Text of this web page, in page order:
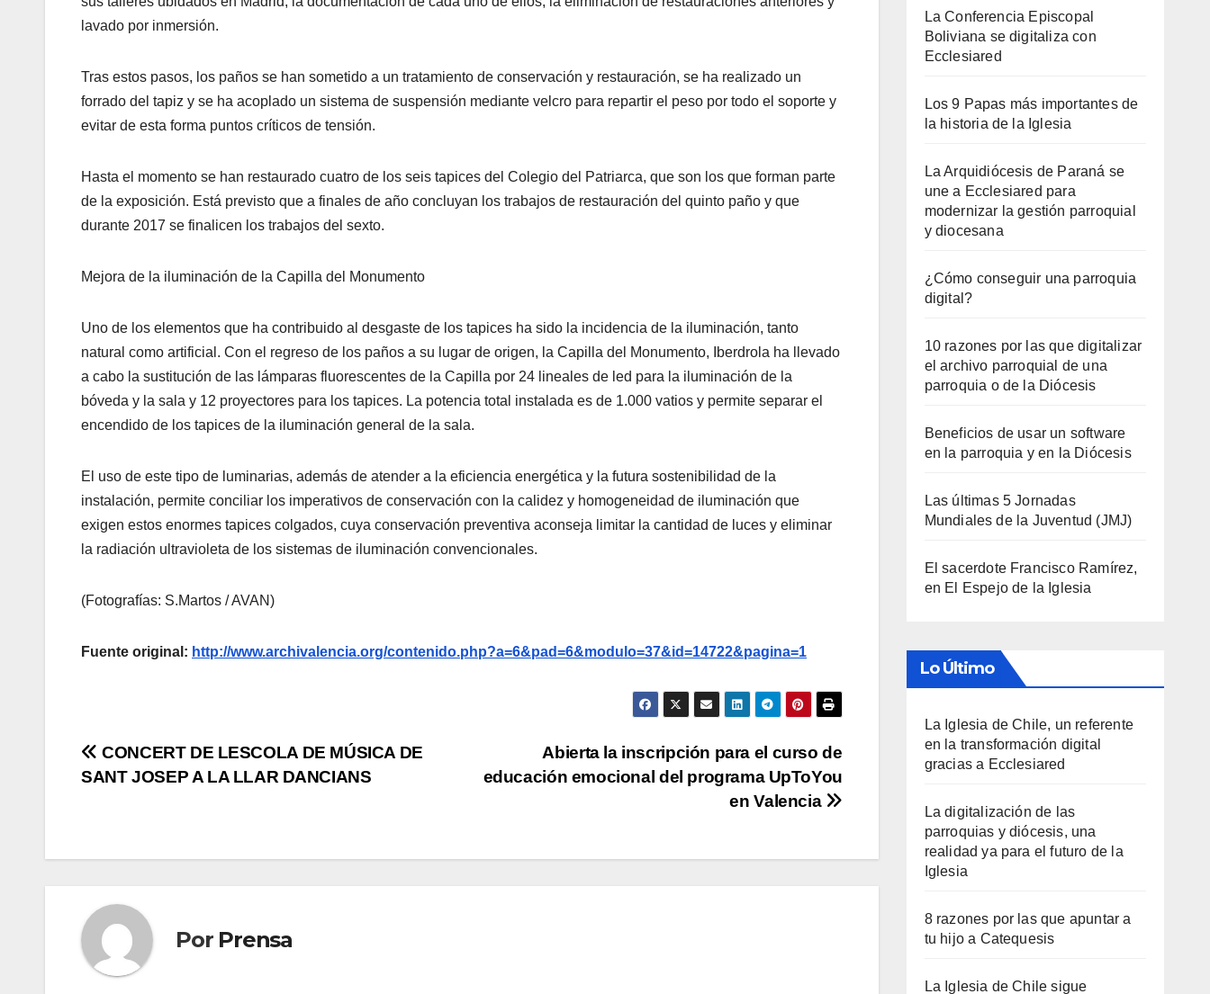
lavado por inmersión.
Tras estos pasos, los paños se han sometido a un tratamiento de conservación y restauración, se ha realizado un
forrado del tapiz y se ha acoplado un sistema de suspensión mediante velcro para repartir el peso por todo el soporte y
evitar de esta forma puntos críticos de tensión.
Hasta el momento se han restaurado cuatro de los seis tapices del Colegio del Patriarca, que son los que forman parte
de la exposición. Está previsto que a finales de año concluyan los trabajos de restauración del quinto paño y que
durante 2017 se finalicen los trabajos del sexto.
Mejora de la iluminación de la Capilla del Monumento
Uno de los elementos que ha contribuido al desgaste de los tapices ha sido la incidencia de la iluminación, tanto
natural como artificial. Con el regreso de los paños a su lugar de origen, la Capilla del Monumento, Iberdrola ha llevado
a cabo la sustitución de las lámparas fluorescentes de la Capilla por 24 lineales de led para la iluminación de la
bóveda y la sala y 12 proyectores para los tapices. La potencia total instalada es de 1.000 vatios y permite separar el
encendido de los tapices de la iluminación general de la sala.
El uso de este tipo de luminarias, además de atender a la eficiencia energética y la futura sostenibilidad de la
instalación, permite conciliar los imperativos de conservación con la calidez y homogeneidad de iluminación que
exigen estos enormes tapices colgados, cuya conservación preventiva aconseja limitar la cantidad de luces y eliminar
la radiación ultravioleta de los sistemas de iluminación convencionales.
(Fotografías: S.Martos / AVAN)
Fuente original: http://www.archivalencia.org/contenido.php?a=6&pad=6&modulo=37&id=14722&pagina=1
Navegación
Abierta la inscripción para el curso de
educación emocional del programa UpToYou
en Valencia
CONCERT DE LESCOLA DE MÚSICA DE
SANT JOSEP A LA LLAR DANCIANS
Por Prensa
La Conferencia Episcopal
Boliviana se digitaliza con
Ecclesiared
Los 9 Papas más importantes de
la historia de la Iglesia
La Arquidiócesis de Paraná se
une a Ecclesiared para
modernizar la gestión parroquial
y diocesana
¿Cómo conseguir una parroquia
digital?
10 razones por las que digitalizar
el archivo parroquial de una
parroquia o de la Diócesis
Beneficios de usar un software
en la parroquia y en la Diócesis
Las últimas 5 Jornadas
Mundiales de la Juventud (JMJ)
El sacerdote Francisco Ramírez,
en El Espejo de la Iglesia
Lo Último
La Iglesia de Chile, un referente
en la transformación digital
gracias a Ecclesiared
La digitalización de las
parroquias y diócesis, una
realidad ya para el futuro de la
Iglesia
8 razones por las que apuntar a
tu hijo a Catequesis
La Iglesia de Chile sigue